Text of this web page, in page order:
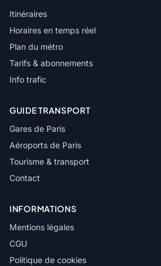
Itinéraires
Horaires en temps réel
Plan du métro
Tarifs & abonnements
Info trafic
GUIDE TRANSPORT
Gares de Paris
Aéroports de Paris
Tourisme & transport
Contact
INFORMATIONS
Mentions légales
CGU
Politique de cookies